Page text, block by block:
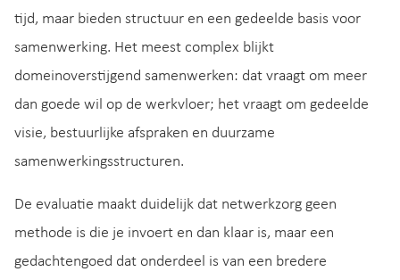
tijd, maar bieden structuur en een gedeelde basis voor
samenwerking. Het meest complex blijkt
domeinoverstijgend samenwerken: dat vraagt om meer
dan goede wil op de werkvloer; het vraagt om gedeelde
visie, bestuurlijke afspraken en duurzame
samenwerkingsstructuren.
De evaluatie maakt duidelijk dat netwerkzorg geen
methode is die je invoert en dan klaar is, maar een
gedachtengoed dat onderdeel is van een bredere